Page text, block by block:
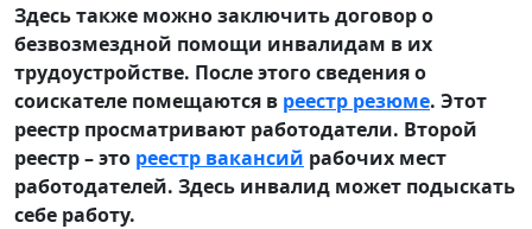
Здесь также можно заключить договор о
безвозмездной помощи инвалидам в их
трудоустройстве. После этого сведения о
соискателе помещаются в реестр резюме. Этот
реестр просматривают работодатели. Второй
реестр – это реестр вакансий рабочих мест
работодателей. Здесь инвалид может подыскать
себе работу.